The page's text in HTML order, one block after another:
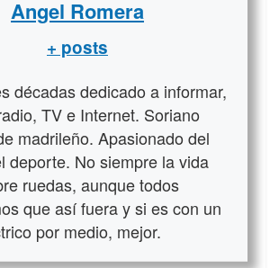
Angel Romera
+ posts
décadas dedicado a informar,
TV e Internet. Soriano
madrileño. Apasionado del
deporte. No siempre la vida
ruedas, aunque todos
que así fuera y si es con un
por medio, mejor.